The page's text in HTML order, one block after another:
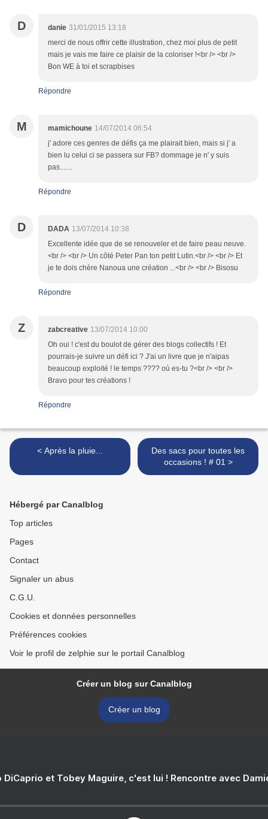
D danie 31/01/2015 13:18
merci de nous offrir cette illustration, chez moi plus de petit
mais je vais me faire ce plaisir de la coloriser !<br /> <br />
Bon WE à toi et scrapbises
Répondre
M mamichoune 14/07/2014 06:54
j' adore ces genres de défis ça me plairait bien, mais si j' a
bien lu celui ci se passera sur FB? dommage je n' y suis
pas.......
Répondre
D DADA 13/07/2014 10:38
Excellente idée que de se renouveler et de faire peau neuve.
<br /> <br /> Un côté Peter Pan ton petit Lutin.<br /> <br /> Et
je te dois chère Nanoua une création ...<br /> <br /> Bisosu
Répondre
Z zabcreative 13/07/2014 10:00
Oh oui ! c'est du boulot de gérer des blogs collectifs ! Et
pourrais-je suivre un défi ici ? J'ai un livre que je n'aipas
beaucoup exploité ! le temps ???? où es-tu ?<br /> <br />
Bravo pour tes créations !
Répondre
< Après la pluie...
Des sacs pour toutes les
occasions ! # 01 >
Hébergé par Canalblog
Top articles
Pages
Contact
Signaler un abus
C.G.U.
Cookies et données personnelles
Préférences cookies
Voir le profil de zelphie sur le portail Canalblog
Créer un blog sur Canalblog
Créer un blog
DiCaprio et Tobey Maguire, c'est lui ! Rencontre avec